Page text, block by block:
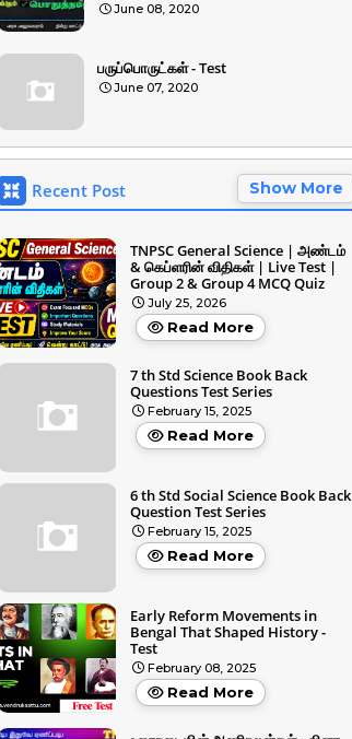
June 08, 2020
பருப்பொருட்கள் - Test
June 07, 2020
Recent Post Show More
TNPSC General Science | அண்டம்
& கெப்ளரின் விதிகள் | Live Test |
Group 2 & Group 4 MCQ Quiz
July 25, 2026
Read More
7 th Std Science Book Back
Questions Test Series
February 15, 2025
Read More
6 th Std Social Science Book Back
Question Test Series
February 15, 2025
Read More
Early Reform Movements in
Bengal That Shaped History -
Test
February 08, 2025
Read More